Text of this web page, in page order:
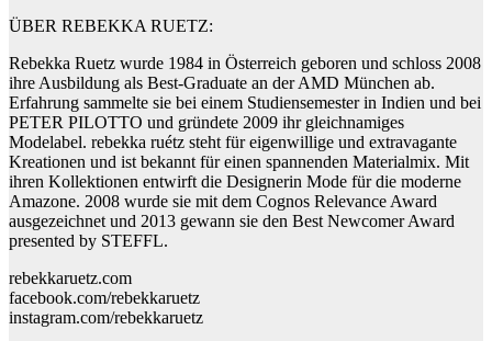
ÜBER REBEKKA RUETZ:
Rebekka Ruetz wurde 1984 in Österreich geboren und schloss 2008
ihre Ausbildung als Best-Graduate an der AMD München ab.
Erfahrung sammelte sie bei einem Studiensemester in Indien und bei
PETER PILOTTO und gründete 2009 ihr gleichnamiges
Modelabel. rebekka ruétz steht für eigenwillige und extravagante
Kreationen und ist bekannt für einen spannenden Materialmix. Mit
ihren Kollektionen entwirft die Designerin Mode für die moderne
Amazone. 2008 wurde sie mit dem Cognos Relevance Award
ausgezeichnet und 2013 gewann sie den Best Newcomer Award
presented by STEFFL.
rebekkaruetz.com
facebook.com/rebekkaruetz
instagram.com/rebekkaruetz